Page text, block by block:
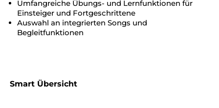
Umfangreiche Übungs- und Lernfunktionen für
Einsteiger und Fortgeschrittene
Auswahl an integrierten Songs und
Begleitfunktionen
Smart Übersicht